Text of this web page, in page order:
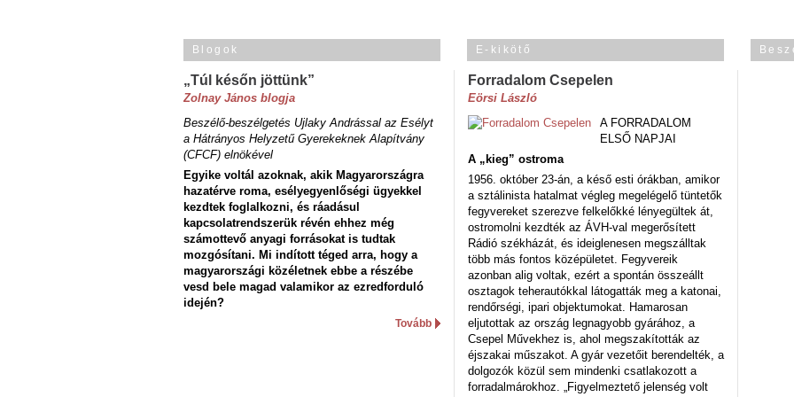
Blogok
„Túl későn jöttünk”
Zolnay János blogja
Beszélő-beszélgetés Ujlaky Andrással az Esélyt
a Hátrányos Helyzetű Gyerekeknek Alapítvány
(CFCF) elnökével
Egyike voltál azoknak, akik Magyarországra
hazatérve roma, esélyegyenlőségi ügyekkel
kezdtek foglalkozni, és ráadásul
kapcsolatrendszerük révén ehhez még
számottevő anyagi forrásokat is tudtak
mozgósítani. Mi indított téged arra, hogy a
magyarországi közéletnek ebbe a részébe
vesd bele magad valamikor az ezredforduló
idején?
Tovább
E-kikötő
Forradalom Csepelen
Eörsi László
A FORRADALOM
ELSŐ NAPJAI
A „kieg” ostroma
1956. október 23-án, a késő esti órákban, amikor
a sztálinista hatalmat végleg megelégelő tüntetők
fegyvereket szerezve felkelőkké lényegültek át,
ostromolni kezdték az ÁVH-val megerősített
Rádió székházát, és ideiglenesen megszálltak
több más fontos középületet. Fegyvereik
azonban alig voltak, ezért a spontán összeállt
osztagok teherautókkal látogatták meg a katonai,
rendőrségi, ipari objektumokat. Hamarosan
eljutottak az ország legnagyobb gyárához, a
Csepel Művekhez is, ahol megszakították az
éjszakai műszakot. A gyár vezetőit berendelték, a
dolgozók közül sem mindenki csatlakozott a
forradalmárokhoz. „Figyelmeztető jelenség volt